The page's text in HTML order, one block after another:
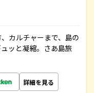
カルチャーまで、島の
ッと凝縮。さあ島旅
詳細を見る